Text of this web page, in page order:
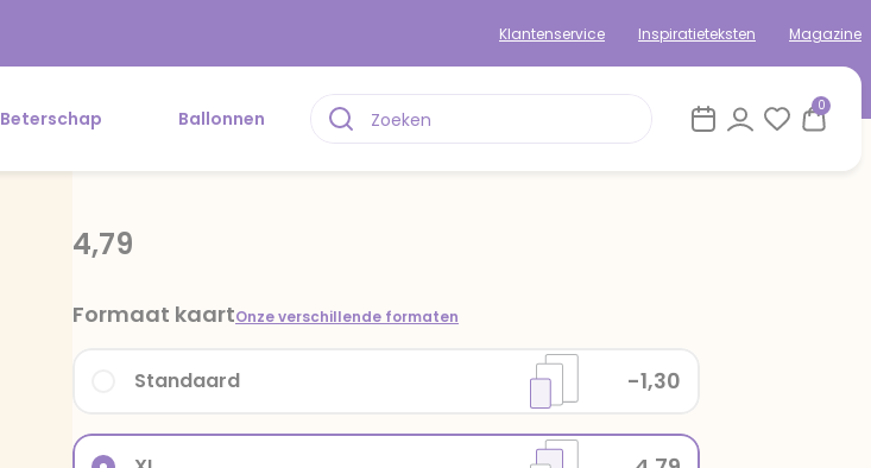
Klantenservice Inspiratieteksten Magazine
Beterschap Ballonnen
0
4,79
Formaat kaartOnze verschillende formaten
Standaard -1,30